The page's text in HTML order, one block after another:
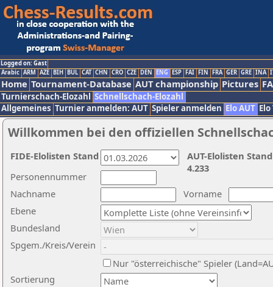
Logged on: Gast
Arabic ARM AZE BIH BUL CAT CHN CRO CZE DEN ENG ESP FAI FIN FRA GER GRE INA
Home Tournament-Database AUT championship Pictures
Turnierschach-Elozahl Schnellschach-Elozahl
Allgemeines Turnier anmelden: AUT Spieler anmelden Elo AUT
Willkommen bei den offiziellen
Nachname
Vorname
Ebene
Sortierung
Personennummer
Bundesland
Spgem./Kreis/Verein
Nur "österreichische" Spieler
AUT-Elolisten
4.233
FIDE-Elolisten Stand